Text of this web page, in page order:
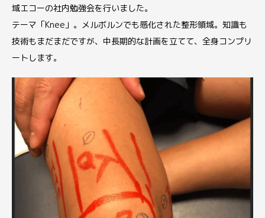
域エコーの社内勉強会を行いました。
テーマ「Knee」。メルボルンでも感化された整形領域。知識も
技術もまだまだですが、中長期的な計画を立てて、全身コンプリ
ートします。